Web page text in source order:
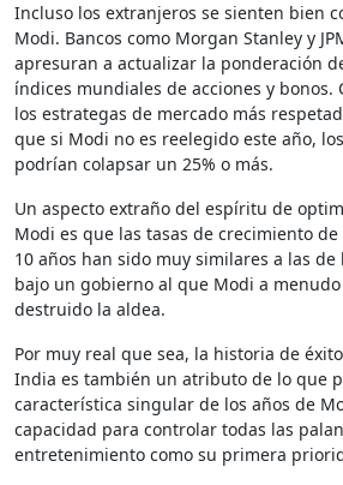
Incluso los extranjeros se sienten bien con la economía de
Modi. Bancos como Morgan Stanley y
apresuran a actualizar la ponderación
índices mundiales de acciones y bonos.
los estrategas de mercado más
que si Modi no es reelegido este año,
podrían colapsar un 25% o más.
Un aspecto extraño del espíritu de optimismo económico de
Modi es que las tasas de crecimiento
10 años han sido muy similares a las de
bajo un gobierno al que Modi a
destruido la aldea.
Por muy real que sea, la historia de
India es también un atributo de lo que
característica singular de los años de
capacidad para controlar todas las
entretenimiento como su primera